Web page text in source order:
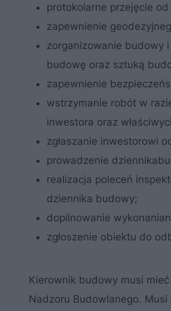
protokolarne przejęcie
zapewnienie
zorganizowanie budowy
budowę oraz sztuką
zapewnienie
wstrzymanie robót w
inwestora oraz
zgłaszanie inwestorowi
prowadzenie
realizacja poleceń
dziennika budowy;
dopilnowanie
zgłoszenie obiektu do
Kierownik budowy musi
Nadzoru Budowlanego.